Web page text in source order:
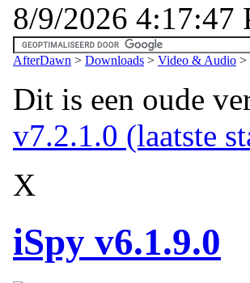
8/9/2026 4:17:47
AfterDawn > Downloads > Video & Audio >
Dit is een oude
v7.2.1.0 (laatste
X
iSpy v6.1.9.0